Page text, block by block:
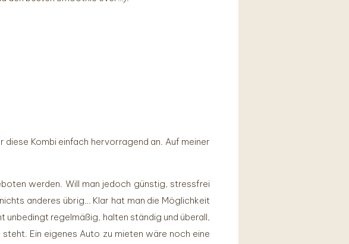
Kombi einfach hervorragend an. Auf meiner
werden. Will man jedoch günstig, stressfrei
anderes übrig… Klar hat man die Möglichkeit
unbedingt regelmäßig, halten ständig und überall,
Ein eigenes Auto zu mieten wäre noch eine